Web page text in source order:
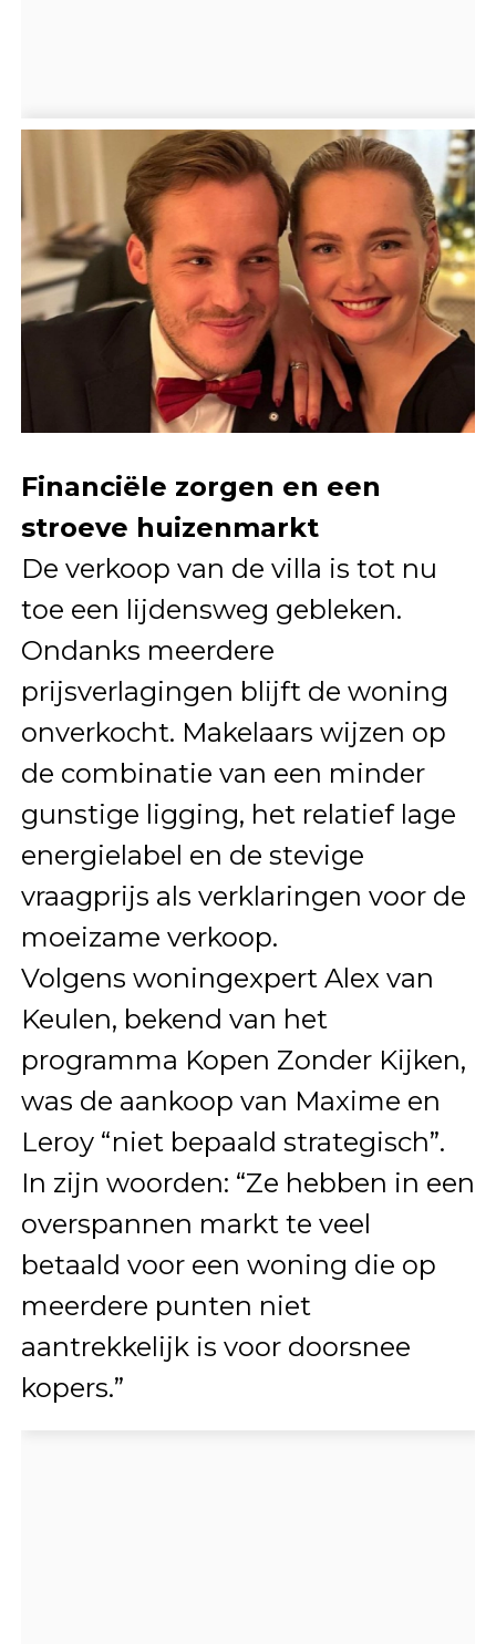
Financiële zorgen en een
stroeve huizenmarkt
De verkoop van de villa is tot nu
toe een lijdensweg gebleken.
Ondanks meerdere
prijsverlagingen blijft de woning
onverkocht. Makelaars wijzen op
de combinatie van een minder
gunstige ligging, het relatief lage
energielabel en de stevige
vraagprijs als verklaringen voor de
moeizame verkoop.
Volgens woningexpert Alex van
Keulen, bekend van het
programma Kopen Zonder Kijken,
was de aankoop van Maxime en
Leroy “niet bepaald strategisch”.
In zijn woorden: “Ze hebben in een
overspannen markt te veel
betaald voor een woning die op
meerdere punten niet
aantrekkelijk is voor doorsnee
kopers.”